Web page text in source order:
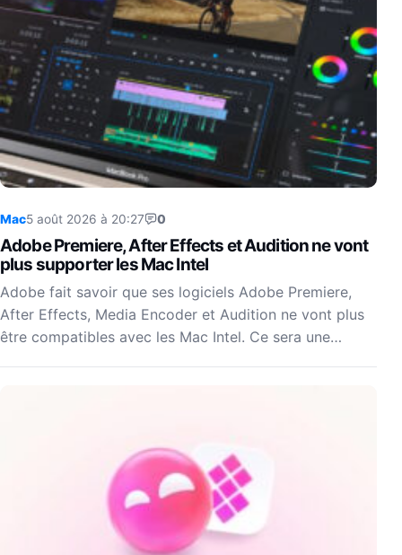
Mac5 août 2026 à 20:27 0
Adobe Premiere, After Effects et Audition ne vont
plus supporter les Mac Intel
Adobe fait savoir que ses logiciels Adobe Premiere,
After Effects, Media Encoder et Audition ne vont plus
être compatibles avec les Mac Intel. Ce sera une…